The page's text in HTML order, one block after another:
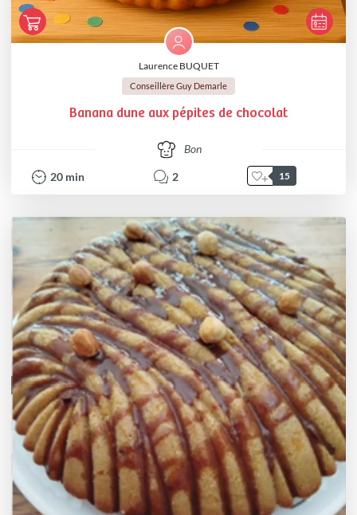
Laurence BUQUET
Conseillère Guy Demarle
Banana dune aux pépites de chocolat
Bon
20 min 2 15